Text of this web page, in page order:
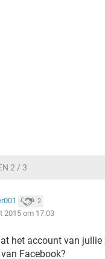
2 / 3
2
2015 om 17:03
het account van
Facebook?